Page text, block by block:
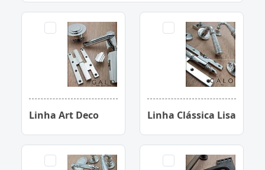
Linha Art Deco Linha Clássica Lisa